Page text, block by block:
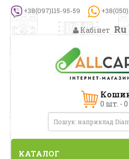
+38(097)115-95-59
Кабінет Ru
0 шт. -
КАТАЛОГ